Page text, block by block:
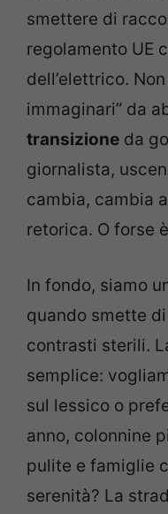
smettere di
regolamento UE
dell’elettrico.
immaginari” da
transizione da
giornalista,
cambia, cambia
retorica. O forse
In fondo, siamo
quando smette
contrasti sterili.
semplice:
sul lessico o
anno, colonnine
pulite e famiglie
serenità? La